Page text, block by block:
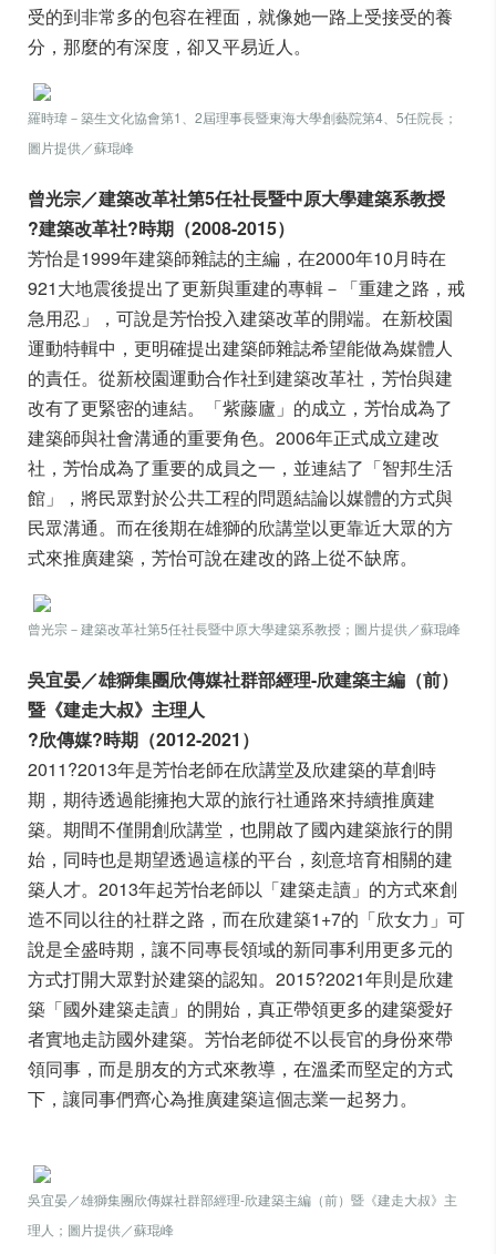
受的到非常多的包容在裡面，就像她一路上受接受的養
分，那麼的有深度，卻又平易近人。
羅時瑋－築生文化協會第1、2屆理事長暨東海大學創藝院第4、5任院長；
圖片提供／蘇琨峰
曾光宗／建築改革社第5任社長暨中原大學建築系教授
?建築改革社?時期（2008-2015）
芳怡是1999年建築師雜誌的主編，在2000年10月時在
921大地震後提出了更新與重建的專輯－「重建之路，戒
急用忍」，可說是芳怡投入建築改革的開端。 在新校園
運動特輯中，更明確提出建築師雜誌希望能做為媒體人
的責任。從新校園運動合作社到建築改革社，芳怡與建
改有了更緊密的連結。「紫藤廬」的成立，芳怡成為了
建築師與社會溝通的重要角色。2006年正式成立建改
社，芳怡成為了重要的成員之一，並連結了「智邦生活
館」，將民眾對於公共工程的問題結論以媒體的方式與
民眾溝通。而在後期在雄獅的欣講堂以更靠近大眾的方
式來推廣建築，芳怡可說在建改的路上從不缺席。
曾光宗－建築改革社第5任社長暨中原大學建築系教授；圖片提供／蘇琨峰
吳宜晏／雄獅集團欣傳媒社群部經理-欣建築主編（前）
暨《建走大叔》主理人
?欣傳媒?時期（2012-2021）
2011?2013年是芳怡老師在欣講堂及欣建築的草創時
期，期待透過能擁抱大眾的旅行社通路來持續推廣建
築。期間不僅開創欣講堂，也開啟了國內建築旅行的開
始，同時也是期望透過這樣的平台，刻意培育相關的建
築人才。2013年起芳怡老師以「建築走讀」的方式來創
造不同以往的社群之路，而在欣建築1+7的「欣女力」可
說是全盛時期，讓不同專長領域的新同事利用更多元的
方式打開大眾對於建築的認知。2015?2021年則是欣建
築「國外建築走讀」的開始，真正帶領更多的建築愛好
者實地走訪國外建築。芳怡老師從不以長官的身份來帶
領同事，而是朋友的方式來教導，在溫柔而堅定的方式
下，讓同事們齊心為推廣建築這個志業一起努力。
吳宜晏／雄獅集團欣傳媒社群部經理-欣建築主編（前）暨《建走大叔》主
理人；圖片提供／蘇琨峰